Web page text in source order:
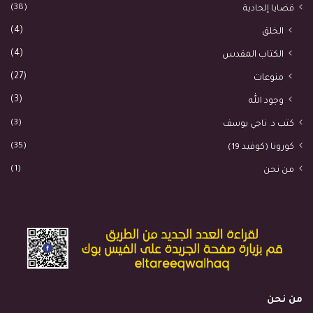
قضايا إلحادية (38)
الخلق (4)
الكتاب المقدس (4)
منوعات (27)
وجود الله (3)
كتب د. ناجي يوسف (3)
كورونا (كوفيد 19) (35)
من نحن (1)
من نحن